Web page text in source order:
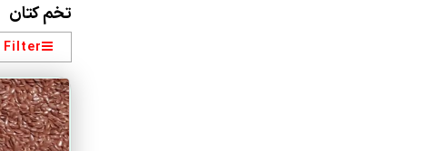
تخم کتان
Filter